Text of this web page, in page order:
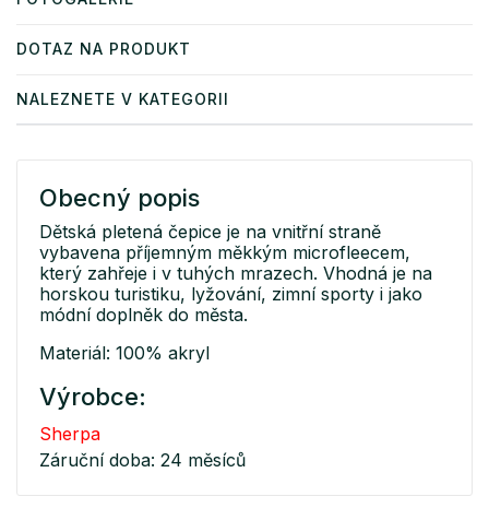
DOTAZ NA PRODUKT
NALEZNETE V KATEGORII
Obecný popis
Dětská pletená čepice je na vnitřní straně
vybavena příjemným měkkým microfleecem,
který zahřeje i v tuhých mrazech. Vhodná je na
horskou turistiku, lyžování, zimní sporty i jako
módní doplněk do města.
Materiál: 100% akryl
Výrobce:
Sherpa
Záruční doba: 24 měsíců